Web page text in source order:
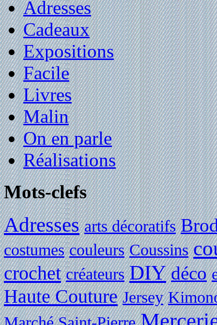
Adresses
Cadeaux
Expositions
Facile
Livres
Malin
On en parle
Réalisations
Mots-clefs
Adresses arts décoratifs
costumes couleurs Coussins
crochet créateurs DIY déco
Haute Couture Jersey